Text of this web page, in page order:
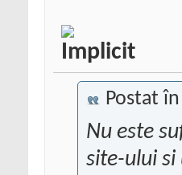
Postat
Nu este
site-ului si